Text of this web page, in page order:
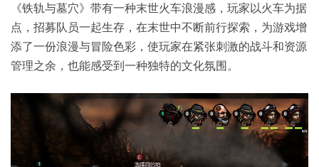
《铁轨与墓穴》带有一种末世火车浪漫感，玩家以火车为据
点，招募队员一起生存，在末世中不断前行探索，为游戏增
添了一份浪漫与冒险色彩，使玩家在紧张刺激的战斗和资源
管理之余，也能感受到一种独特的文化氛围。